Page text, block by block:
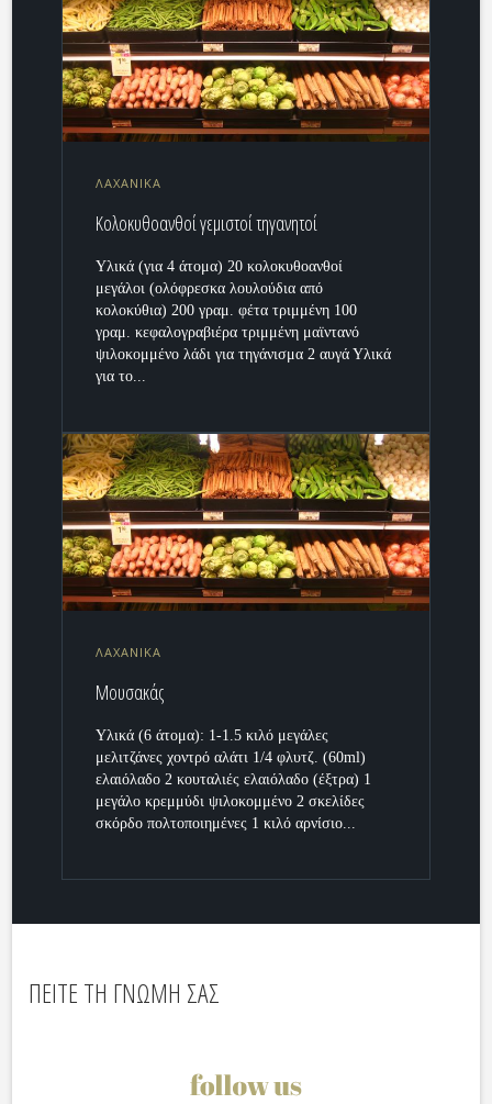
ΛΑΧΑΝΙΚΑ
Κολοκυθοανθοί γεμιστοί τηγανητοί
Υλικά (για 4 άτομα) 20 κολοκυθοανθοί
μεγάλοι (ολόφρεσκα λουλούδια από
κολοκύθια) 200 γραμ. φέτα τριμμένη 100
γραμ. κεφαλογραβιέρα τριμμένη μαϊντανό
ψιλοκομμένο λάδι για τηγάνισμα 2 αυγά Υλικά
για το...
ΛΑΧΑΝΙΚΑ
Μουσακάς
Υλικά (6 άτομα): 1-1.5 κιλό μεγάλες
μελιτζάνες χοντρό αλάτι 1/4 φλυτζ. (60ml)
ελαιόλαδο 2 κουταλιές ελαιόλαδο (έξτρα) 1
μεγάλο κρεμμύδι ψιλοκομμένο 2 σκελίδες
σκόρδο πολτοποιημένες 1 κιλό αρνίσιο...
ΠΕΙΤΕ ΤΗ ΓΝΩΜΗ ΣΑΣ